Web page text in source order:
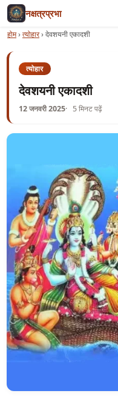
नक्षत्रप्रभा
होम›त्योहार›देवशयनी एकादशी
त्योहार
देवशयनी एकादशी
12 जनवरी 2025 5 मिनट पढ़ें